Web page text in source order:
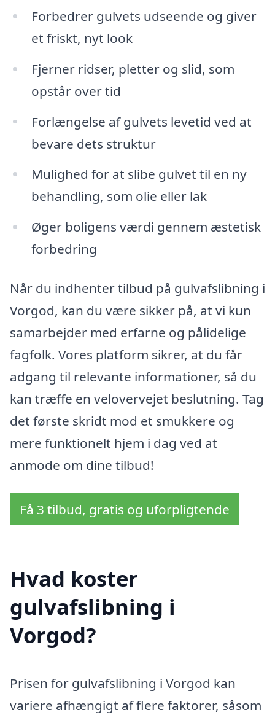
Forbedrer gulvets udseende og giver
et friskt, nyt look
Fjerner ridser, pletter og slid, som
opstår over tid
Forlængelse af gulvets levetid ved at
bevare dets struktur
Mulighed for at slibe gulvet til en ny
behandling, som olie eller lak
Øger boligens værdi gennem æstetisk
forbedring
Når du indhenter tilbud på gulvafslibning i
Vorgod, kan du være sikker på, at vi kun
samarbejder med erfarne og pålidelige
fagfolk. Vores platform sikrer, at du får
adgang til relevante informationer, så du
kan træffe en velovervejet beslutning. Tag
det første skridt mod et smukkere og
mere funktionelt hjem i dag ved at
anmode om dine tilbud!
Få 3 tilbud, gratis og uforpligtende
Hvad koster
gulvafslibning i
Vorgod?
Prisen for gulvafslibning i Vorgod kan
variere afhængigt af flere faktorer, såsom